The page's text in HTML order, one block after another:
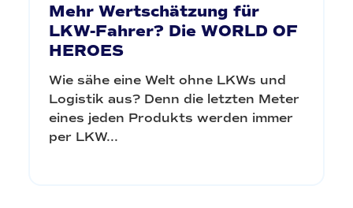
Mehr Wertschätzung für
LKW-Fahrer? Die WORLD OF
HEROES
Wie sähe eine Welt ohne LKWs und
Logistik aus? Denn die letzten Meter
eines jeden Produkts werden immer
per LKW...